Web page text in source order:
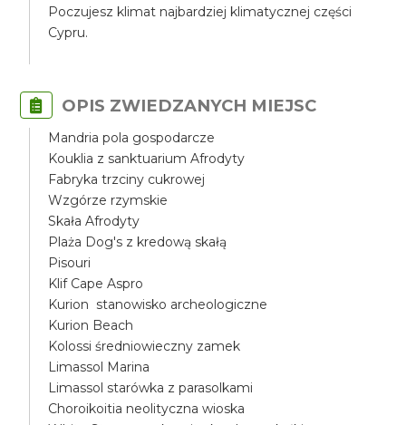
Poczujesz klimat najbardziej klimatycznej części
Cypru.
OPIS ZWIEDZANYCH MIEJSC
Mandria pola gospodarcze
Kouklia z sanktuarium Afrodyty
Fabryka trzciny cukrowej
Wzgórze rzymskie
Skała Afrodyty
Plaża Dog's z kredową skałą
Pisouri
Klif Cape Aspro
Kurion stanowisko archeologiczne
Kurion Beach
Kolossi średniowieczny zamek
Limassol Marina
Limassol starówka z parasolkami
Choroikoitia neolityczna wioska